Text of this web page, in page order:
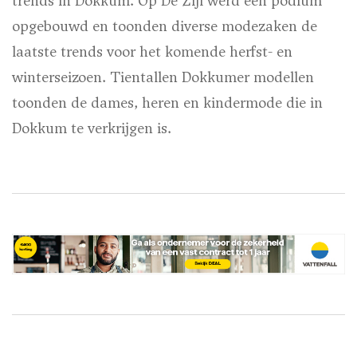
opgebouwd en toonden diverse modezaken de
laatste trends voor het komende herfst- en
winterseizoen. Tientallen Dokkumer modellen
toonden de dames, heren en kindermode die in
Dokkum te verkrijgen is.